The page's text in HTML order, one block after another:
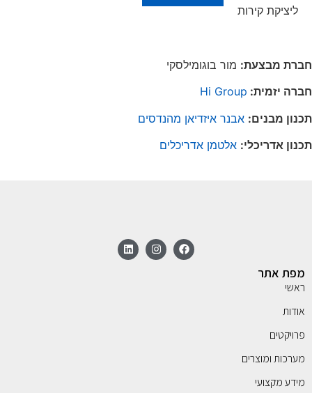
חברת מבצעת: מור בוגומילסקי
חברה יזמית: Hi Group
תכנון מבנים: אבנר איזדיאן מהנדסים
תכנון אדריכלי: אלטמן אדריכלים
מפת אתר
ראשי
אודות
פרויקטים
מערכות ומוצרים
מידע מקצועי